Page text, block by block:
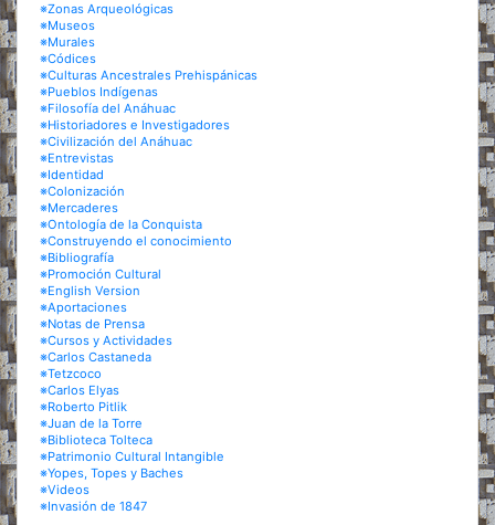
※Zonas Arqueológicas
※Museos
※Murales
※Códices
※Culturas Ancestrales Prehispánicas
※Pueblos Indígenas
※Filosofía del Anáhuac
※Historiadores e Investigadores
※Civilización del Anáhuac
※Entrevistas
※Identidad
※Colonización
※Mercaderes
※Ontología de la Conquista
※Construyendo el conocimiento
※Bibliografía
※Promoción Cultural
※English Version
※Aportaciones
※Notas de Prensa
※Cursos y Actividades
※Carlos Castaneda
※Tetzcoco
※Carlos Elyas
※Roberto Pitlik
※Juan de la Torre
※Biblioteca Tolteca
※Patrimonio Cultural Intangible
※Yopes, Topes y Baches
※Videos
※Invasión de 1847